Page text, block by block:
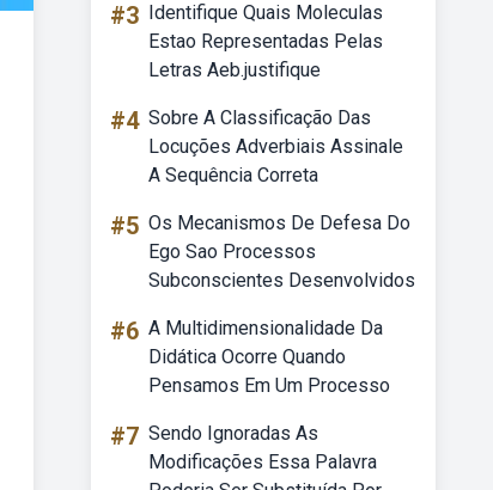
#3 Identifique Quais Moleculas
Estao Representadas Pelas
Letras Aeb.justifique
#4 Sobre A Classificação Das
Locuções Adverbiais Assinale
A Sequência Correta
#5 Os Mecanismos De Defesa Do
Ego Sao Processos
Subconscientes Desenvolvidos
#6 A Multidimensionalidade Da
Didática Ocorre Quando
Pensamos Em Um Processo
#7 Sendo Ignoradas As
Modificações Essa Palavra